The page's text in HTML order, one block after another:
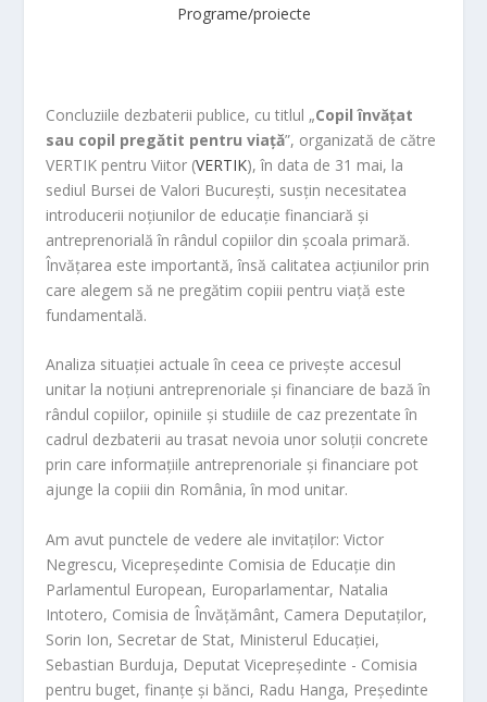
Programe/proiecte
Concluziile dezbaterii publice, cu titlul „Copil învățat
sau copil pregătit pentru viață”, organizată de către
VERTIK pentru Viitor (VERTIK), în data de 31 mai, la
sediul Bursei de Valori București, susțin necesitatea
introducerii noțiunilor de educație financiară și
antreprenorială în rândul copiilor din școala primară.
Învățarea este importantă, însă calitatea acțiunilor prin
care alegem să ne pregătim copiii pentru viață este
fundamentală.
Analiza situației actuale în ceea ce privește accesul
unitar la noțiuni antreprenoriale și financiare de bază în
rândul copiilor, opiniile și studiile de caz prezentate în
cadrul dezbaterii au trasat nevoia unor soluții concrete
prin care informațiile antreprenoriale și financiare pot
ajunge la copiii din România, în mod unitar.
Am avut punctele de vedere ale invitaților: Victor
Negrescu, Vicepreședinte Comisia de Educație din
Parlamentul European, Europarlamentar, Natalia
Intotero, Comisia de Învățământ, Camera Deputaților,
Sorin Ion, Secretar de Stat, Ministerul Educației,
Sebastian Burduja, Deputat Vicepreşedinte - Comisia
pentru buget, finanţe şi bănci, Radu Hanga, Președinte